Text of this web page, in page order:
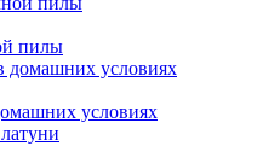
пилы
условиях